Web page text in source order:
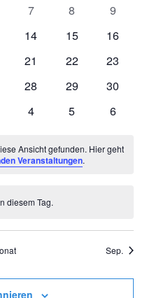
0
7
0
8
0
9
0
14
0
15
0
16
0
21
0
22
0
23
0
28
0
29
0
30
0
4
0
5
0
6
Ansicht gefunden. Hier geht
Veranstaltungen.
diesem Tag.
Sep.